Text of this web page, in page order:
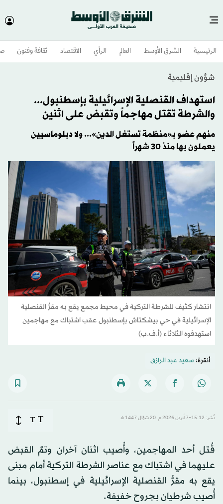
الرئيسية الشرق الأوسط​ العالم الرأي الاقتصاد ثقافة وفنون
شؤون إقليمية
استهداف القنصلية الإسرائيلية بإسطنبول...
والشرطة تقتل مهاجماً وتقبض على اثنين
منهم عضو بـ«منظمة تستغل الدين»... ولا دبلوماسيين
يعملون بها منذ 30 شهراً
انتشار كثيف للشرطة التركية في محيط مجمع يقع به مقرُّ القنصلية
الإسرائيلية في حي بيشكتاش بإسطنبول عقب اشتباك مع مهاجمين
استهدفوه الثلاثاء (أ.ف.ب)
أنقرة: سعيد عبد الرازق
نُشر: 15:12-7 أبريل 2026 م ـ 20 شوّال 1447 هـ T
T
قُتل أحد المهاجمين، وأُصيب اثنان آخران وتمَّ القبض
عليهما في اشتباك مع عناصر الشرطة التركية أمام مبنى
يقع به مقرُّ القنصلية الإسرائيلية في إسطنبول، بينما
أُصيب شرطيان بجروح خفيفة.